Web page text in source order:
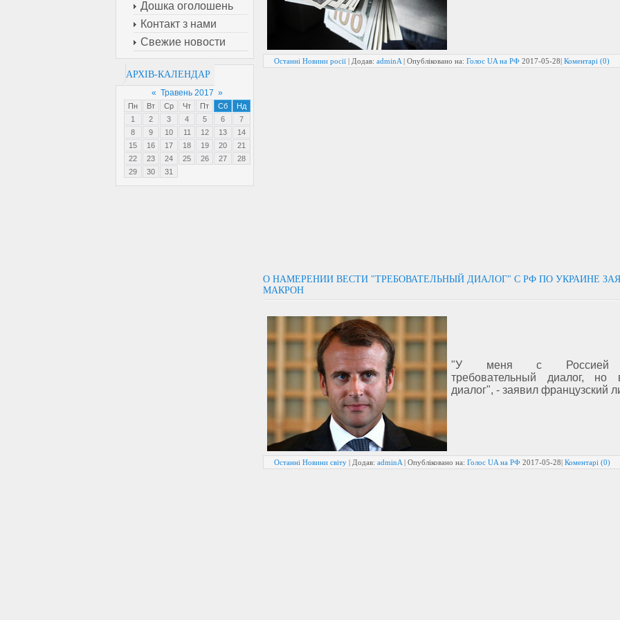
Дошка оголошень
Контакт з нами
Свежие новости
АРХІВ-КАЛЕНДАР
« Травень 2017 »
Пн Вт Ср Чт Пт Сб
Нд
1
2 3 4 5 6
7
8
9 10 11 12 13
14
15
16 17 18 19 20
21
22
23 24 25 26 27
28
29
30 31
Останні Новини росії | Додав: adminA | Опубліковано на: Голос UA на РФ 2017-05-28| Коментарі (0)
О НАМЕРЕНИИ ВЕСТИ "ТРЕБОВАТЕЛЬНЫЙ ДИАЛОГ" С РФ ПО УКРАИНЕ
МАКРОН
"У меня с Россией
требовательный диалог,
диалог", - заявил французский
Останні Новини світу | Додав: adminA | Опубліковано на: Голос UA на РФ 2017-05-28| Коментарі (0)